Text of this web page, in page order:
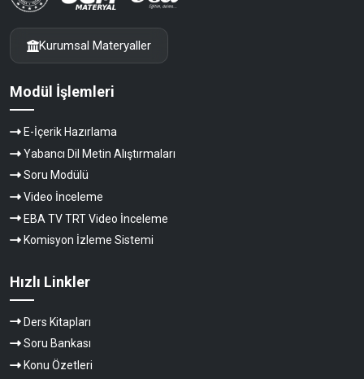
Kurumsal Materyaller
Modül İşlemleri
E-İçerik Hazırlama
Yabancı Dil Metin Alıştırmaları
Soru Modülü
Video İnceleme
EBA TV TRT Video İnceleme
Komisyon İzleme Sistemi
Hızlı Linkler
Ders Kitapları
Soru Bankası
Konu Özetleri